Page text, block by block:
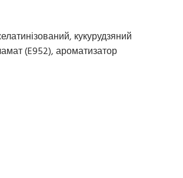
кукурудзяний
(E952), ароматизатор